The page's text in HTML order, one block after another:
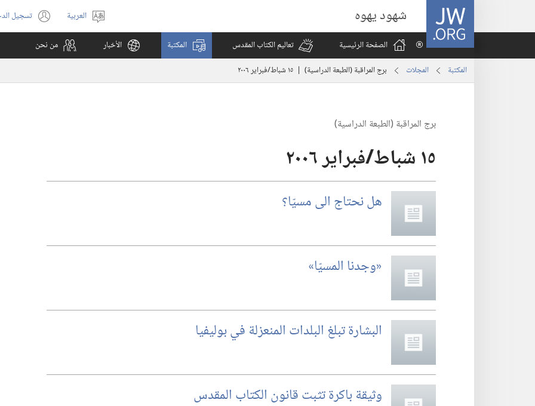
JW.ORG شهود يهوه
اختر
اللغة
العربية تسجيل(يفتح
نافذة
الصفحة الرئيسية
تعاليم الكتاب المقدس المكتبة الأخبار من نحن
المكتبة المجلات برج المراقبة (‏الطبعة الدراسية)‏ | ‏‎١٥‏ ‏‎شباط/فبراير‏ ‎٢٠٠٦
برج المراقبة (‏الطبعة الدراسية)‏
هل نحتاج الى مسيّا؟‏
‏«وجدنا المسيّا»‏
البشارة تبلغ البلدات المنعزلة في بوليفيا
وثيقة باكرة تثبت قانون الكتاب المقدس